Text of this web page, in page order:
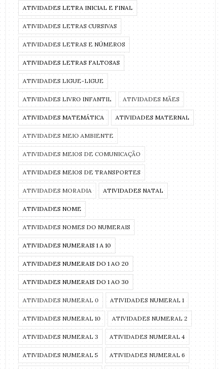
ATIVIDADES LETRA INICIAL E FINAL
ATIVIDADES LETRAS CURSIVAS
ATIVIDADES LETRAS E NÚMEROS
ATIVIDADES LETRAS FALTOSAS
ATIVIDADES LIGUE-LIGUE
ATIVIDADES LIVRO INFANTIL ATIVIDADES MÃES
ATIVIDADES MATEMÁTICA ATIVIDADES MATERNAL
ATIVIDADES MEIO AMBIENTE
ATIVIDADES MEIOS DE COMUNICAÇÃO
ATIVIDADES MEIOS DE TRANSPORTES
ATIVIDADES MORADIA ATIVIDADES NATAL
ATIVIDADES NOME
ATIVIDADES NOMES DO NUMERAIS
ATIVIDADES NUMERAIS 1 A 10
ATIVIDADES NUMERAIS DO 1 AO 20
ATIVIDADES NUMERAIS DO 1 AO 30
ATIVIDADES NUMERAL 0 ATIVIDADES NUMERAL 1
ATIVIDADES NUMERAL 10 ATIVIDADES NUMERAL 2
ATIVIDADES NUMERAL 3 ATIVIDADES NUMERAL 4
ATIVIDADES NUMERAL 5 ATIVIDADES NUMERAL 6